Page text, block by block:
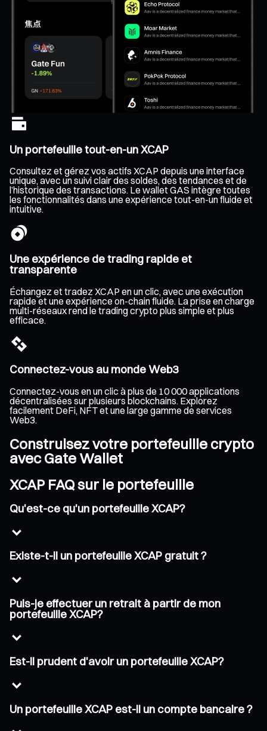
Un portefeuille tout-en-un XCAP
Consultez et gérez vos actifs XCAP depuis une interface
unique, avec un suivi clair des soldes, des tendances et de
l’historique des transactions. Le wallet GAS intègre toutes
les fonctionnalités dans une expérience tout-en-un fluide et
intuitive.
Une expérience de trading rapide et
transparente
Échangez et tradez XCAP en un clic, avec une exécution
rapide et une expérience on-chain fluide. La prise en charge
multi-réseaux rend le trading crypto plus simple et plus
efficace.
Connectez-vous au monde Web3
Connectez-vous en un clic à plus de 10 000 applications
décentralisées sur plusieurs blockchains. Explorez
facilement DeFi, NFT et une large gamme de services
Web3.
Construisez votre portefeuille crypto
avec Gate Wallet
XCAP FAQ sur le portefeuille
Qu'est-ce qu'un portefeuille XCAP?
Existe-t-il un portefeuille XCAP gratuit ?
Puis-je effectuer un retrait à partir de mon
portefeuille XCAP?
Est-il prudent d'avoir un portefeuille XCAP?
Un portefeuille XCAP est-il un compte bancaire ?